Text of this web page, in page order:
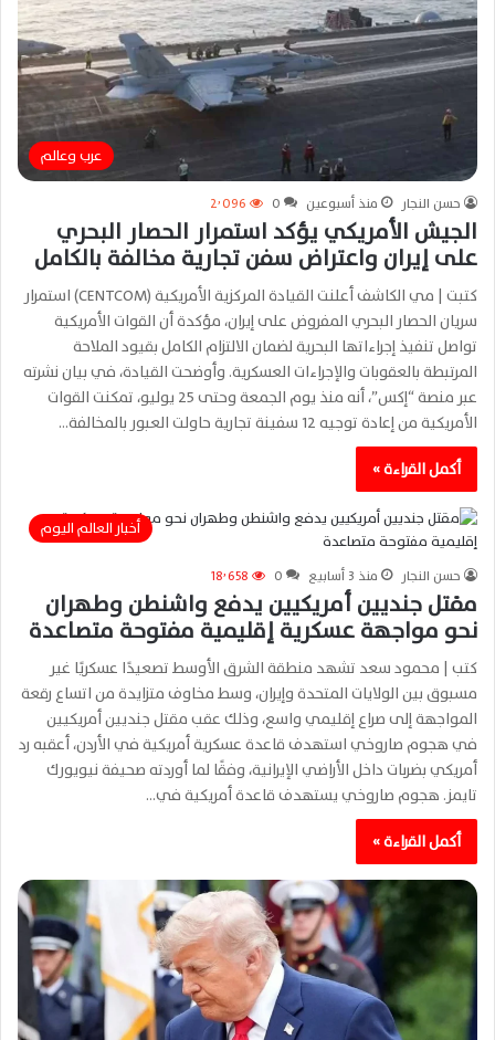
عرب وعالم
حسن النجار منذ أسبوعين 0 2٬096
الجيش الأمريكي يؤكد استمرار الحصار البحري
على إيران واعتراض سفن تجارية مخالفة بالكامل
كتبت | مي الكاشف أعلنت القيادة المركزية الأمريكية (CENTCOM) استمرار
سريان الحصار البحري المفروض على إيران، مؤكدة أن القوات الأمريكية
تواصل تنفيذ إجراءاتها البحرية لضمان الالتزام الكامل بقيود الملاحة
المرتبطة بالعقوبات والإجراءات العسكرية. وأوضحت القيادة، في بيان نشرته
عبر منصة “إكس”، أنه منذ يوم الجمعة وحتى 25 يوليو، تمكنت القوات
الأمريكية من إعادة توجيه 12 سفينة تجارية حاولت العبور بالمخالفة…
أكمل القراءة »
أخبار العالم اليوم
حسن النجار منذ 3 أسابيع 0 18٬658
مقتل جنديين أمريكيين يدفع واشنطن وطهران
نحو مواجهة عسكرية إقليمية مفتوحة متصاعدة
كتب | محمود سعد تشهد منطقة الشرق الأوسط تصعيدًا عسكريًا غير
مسبوق بين الولايات المتحدة وإيران، وسط مخاوف متزايدة من اتساع رقعة
المواجهة إلى صراع إقليمي واسع، وذلك عقب مقتل جنديين أمريكيين
في هجوم صاروخي استهدف قاعدة عسكرية أمريكية في الأردن، أعقبه رد
أمريكي بضربات داخل الأراضي الإيرانية، وفقًا لما أوردته صحيفة نيويورك
تايمز. هجوم صاروخي يستهدف قاعدة أمريكية في…
أكمل القراءة »